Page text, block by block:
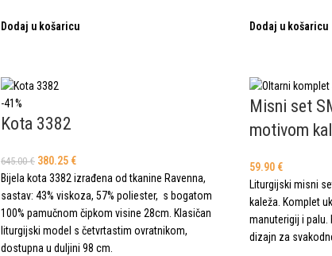
Dodaj u košaricu Dodaj u košaricu
-41%
Kota 3382
645.00€ 380.25 €
Bijela kota 3382 izrađena od tkanine Ravenna,
sastav: 43% viskoza, 57% poliester, s bogatom
100% pamučnom čipkom visine 28cm. Klasičan
liturgijski model s četvrtastim ovratnikom,
dostupna u duljini 98 cm.
Misni set
motivom
59.90 €
Liturgijski misni
kaleža. Komplet
manuterigij i palu.
dizajn za